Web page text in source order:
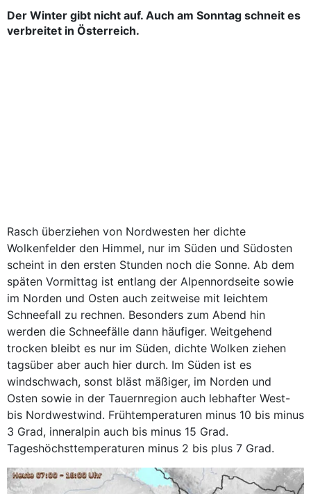
Der Winter gibt nicht auf. Auch am Sonntag schneit es
verbreitet in Österreich.
Rasch überziehen von Nordwesten her dichte
Wolkenfelder den Himmel, nur im Süden und Südosten
scheint in den ersten Stunden noch die Sonne. Ab dem
späten Vormittag ist entlang der Alpennordseite sowie
im Norden und Osten auch zeitweise mit leichtem
Schneefall zu rechnen. Besonders zum Abend hin
werden die Schneefälle dann häufiger. Weitgehend
trocken bleibt es nur im Süden, dichte Wolken ziehen
tagsüber aber auch hier durch. Im Süden ist es
windschwach, sonst bläst mäßiger, im Norden und
Osten sowie in der Tauernregion auch lebhafter West-
bis Nordwestwind. Frühtemperaturen minus 10 bis minus
3 Grad, inneralpin auch bis minus 15 Grad.
Tageshöchsttemperaturen minus 2 bis plus 7 Grad.